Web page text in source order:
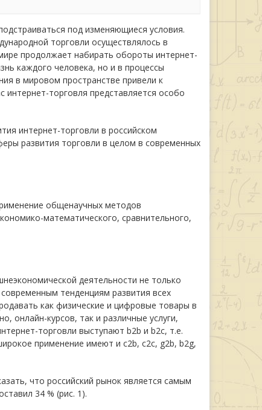
под изменяющиеся условия.
торговли осуществлялось в
продолжает набирать обороты интернет-
каждого человека, но и в процессы
в мировом пространстве привели к
интернет-торговля представляется особо
интернет-торговли в российском
развития торговли в целом в современных
общенаучных методов
математического, сравнительного,
деятельности не только
тенденциям развития всех
как физические и цифровые товары в
онлайн-курсов, так и различные услуги,
торговли выступают b2b и b2c, т.е.
применение имеют и c2b, c2c, g2b, b2g,
что российский рынок является самым
34 % (рис. 1).